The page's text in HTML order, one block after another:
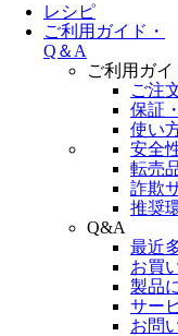
レシピ
ご利用ガイド・
Q＆A
ご利用ガイ
ご注
保証
使い
安全
転売
詐欺
推奨
Q&A
最近
お買
製品
サー
お問